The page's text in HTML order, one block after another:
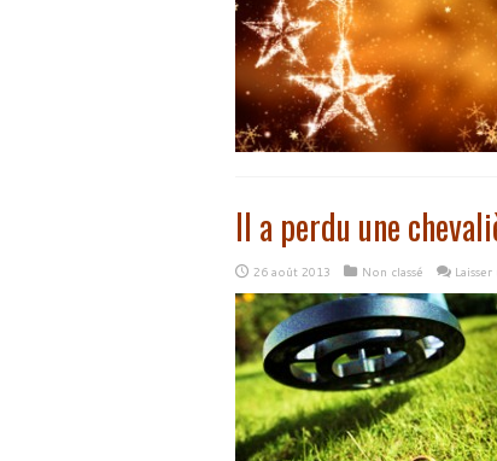
Il a perdu une
26 août 2013 Non classé